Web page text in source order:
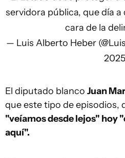
servidora pública, que día
cara de la
— Luis Alberto Heber
2025
El diputado blanco Juan
que este tipo de episodios,
"veíamos desde lejos" hoy
aquí".